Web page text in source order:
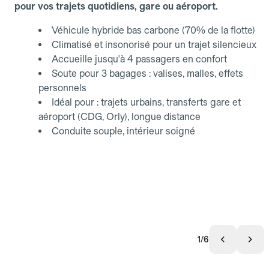
pour vos trajets quotidiens, gare ou aéroport.
Véhicule hybride bas carbone (70% de la flotte)
Climatisé et insonorisé pour un trajet silencieux
Accueille jusqu'à 4 passagers en confort
Soute pour 3 bagages : valises, malles, effets
personnels
Idéal pour : trajets urbains, transferts gare et
aéroport (CDG, Orly), longue distance
Conduite souple, intérieur soigné
1/6